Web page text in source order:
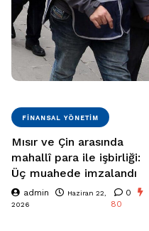
FINANSAL YÖNETIM
Mısır ve Çin arasında
mahallî para ile işbirliği:
Üç muahede imzalandı
admin
Haziran 22,
2026
0
80